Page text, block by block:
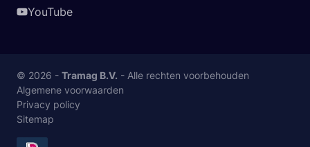
YouTube
© 2026 - Tramag B.V. - Alle rechten voorbehouden
Algemene voorwaarden
Privacy policy
Sitemap